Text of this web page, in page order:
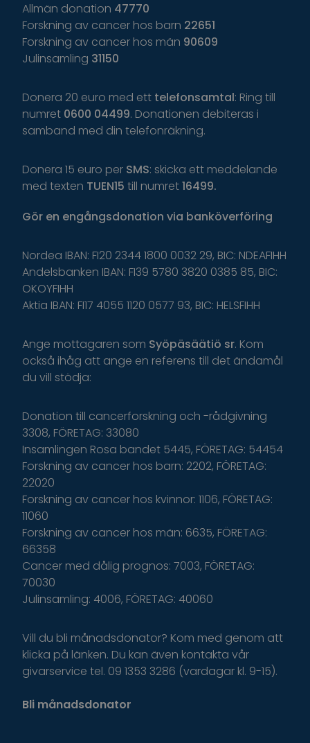
Allmän donation 47770
Forskning av cancer hos barn 22651
Forskning av cancer hos män 90609
Julinsamling 31150
Donera 20 euro med ett telefonsamtal: Ring till
numret 0600 04499. Donationen debiteras i
samband med din telefonräkning.
Donera 15 euro per SMS: skicka ett meddelande
med texten TUEN15 till numret16499.
Gör en engångsdonation via banköverföring
Nordea IBAN: FI20 2344 1800 0032 29, BIC: NDEAFIHH
Andelsbanken IBAN: FI39 5780 3820 0385 85, BIC:
OKOYFIHH
Aktia IBAN: FI17 4055 1120 0577 93, BIC: HELSFIHH
Ange mottagaren som Syöpäsäätiö sr. Kom
också ihåg att ange en referens till det ändamål
du vill stödja:
Donation till cancerforskning och -rådgivning
3308, FÖRETAG: 33080
Insamlingen Rosa bandet 5445, FÖRETAG: 54454
Forskning av cancer hos barn: 2202, FÖRETAG:
22020
Forskning av cancer hos kvinnor: 1106, FÖRETAG:
11060
Forskning av cancer hos män: 6635, FÖRETAG:
66358
Cancer med dålig prognos: 7003, FÖRETAG:
70030
Julinsamling: 4006, FÖRETAG: 40060
Vill du bli månadsdonator? Kom med genom att
klicka på länken. Du kan även kontakta vår
givarservice tel. 09 1353 3286 (vardagar kl. 9-15).
Bli månadsdonator